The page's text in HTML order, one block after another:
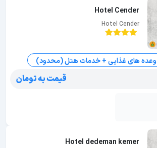
Hotel Cender
Hotel Cender
وعده های غذایی + خدمات هتل (محدود)
قیمت به تومان
Hotel dedeman kemer